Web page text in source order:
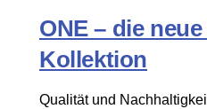
ONE – die
Kollektion
Qualität und